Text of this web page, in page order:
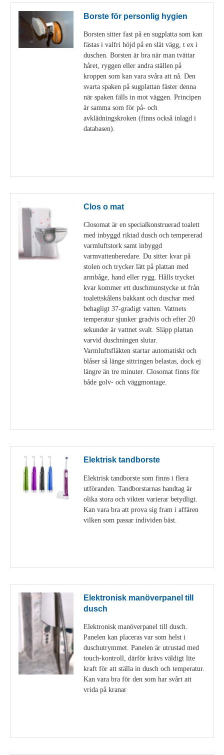
Borste för personlig hygien
Borsten sitter fast på en sugplatta som kan
fästas i valfri höjd på en slät vägg, t ex i
duschen. Borsten är bra när man tvättar
håret, ryggen eller andra ställen på
kroppen som kan vara svåra att nå. Den
svarta spaken på sugplattan fäster denna
när spaken fälls in mot väggen. Principen
är samma som för på- och
avklädningskroken (finns också inlagd i
databasen).
Clos o mat
Closomat är en specialkonstruerad toalett
med inbyggd riktad dusch och tempererad
varmluftstork samt inbyggd
varmvattenberedare. Du sitter kvar på
stolen och trycker lätt på plattan med
armbåge, hand eller rygg. Hålls trycket
kvar kommer ett duschmunstycke ut från
toalettskålens bakkant och duschar med
behagligt 37-gradigt vatten. Vattnets
temperatur sjunker gradvis och efter 20
sekunder är vattnet svalt. Släpp plattan
varvid duschningen slutar.
Varmluftsfläkten startar automatiskt och
blåser så länge sittringen belastas, dock ej
längre än tre minuter. Closomat finns för
både golv- och väggmontage.
Elektrisk tandborste
Elektrisk tandborste som finns i flera
utföranden. Tandborstarnas handtag är
olika stora och vikten varierar betydligt.
Kan vara bra att prova sig fram i affären
vilken som passar individen bäst.
Elektronisk manöverpanel till
dusch
Elektronisk manöverpanel till dusch.
Panelen kan placeras var som helst i
duschutrymmet. Panelen är utrustad med
touch-kontroll, därför krävs väldigt lite
kraft för att ställa in dusch och temperatur.
Kan vara bra för den som har svårt att
vrida på kranar